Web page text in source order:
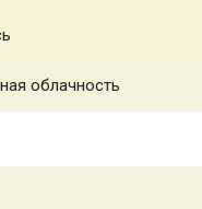
облачность